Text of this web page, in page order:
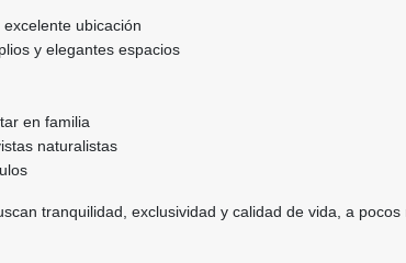
ubicación
y elegantes espacios
en familia
naturalistas
tranquilidad, exclusividad y calidad de vida, a pocos